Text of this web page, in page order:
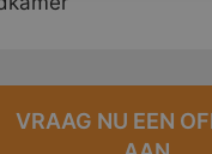
VRAAG NU EEN